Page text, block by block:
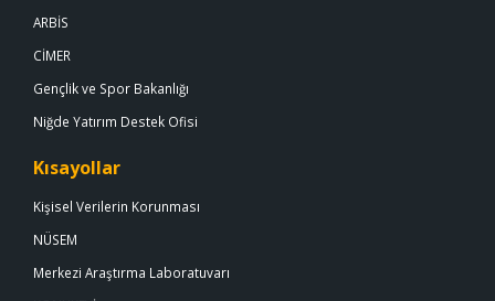
ARBİS
CİMER
Gençlik ve Spor Bakanlığı
Niğde Yatırım Destek Ofisi
Kısayollar
Kişisel Verilerin Korunması
NÜSEM
Merkezi Araştırma Laboratuvarı